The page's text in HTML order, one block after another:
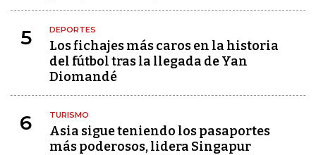
5 DEPORTES
Los fichajes más caros en la historia
del fútbol tras la llegada de Yan
Diomandé
6 TURISMO
Asia sigue teniendo los pasaportes
más poderosos, lidera Singapur